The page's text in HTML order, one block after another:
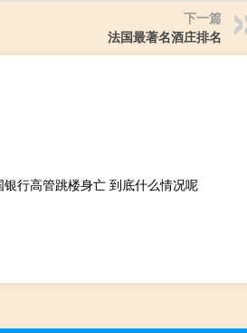
下一篇
法国最著名酒庄排名
行高管跳楼身亡 到底什么情况呢